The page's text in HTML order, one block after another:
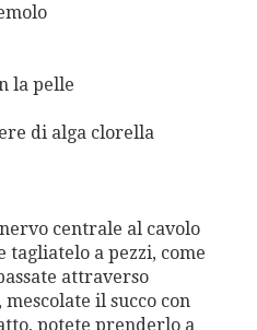
la pelle
di alga clorella
centrale al cavolo
tagliatelo a pezzi, come
attraverso
il succo con
potete prenderlo a